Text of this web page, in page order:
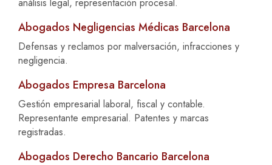
Abogados Negligencias Médicas Barcelona
Defensas y reclamos por malversación, infracciones y
negligencia.
Abogados Empresa Barcelona
Gestión empresarial laboral, fiscal y contable.
Representante empresarial. Patentes y marcas
registradas.
Abogados Derecho Bancario Barcelona